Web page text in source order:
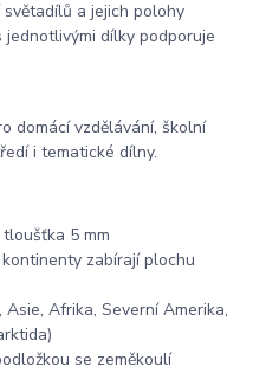
a jejich polohy
dílky podporuje
domácí vzdělávání, školní
i tematické dílny.
5 mm
zabírají plochu
Afrika, Severní Amerika,
se zeměkoulí